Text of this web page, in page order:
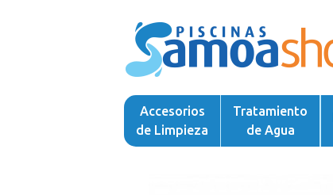
Accesorios
de Limpieza
Tratamiento
de Agua